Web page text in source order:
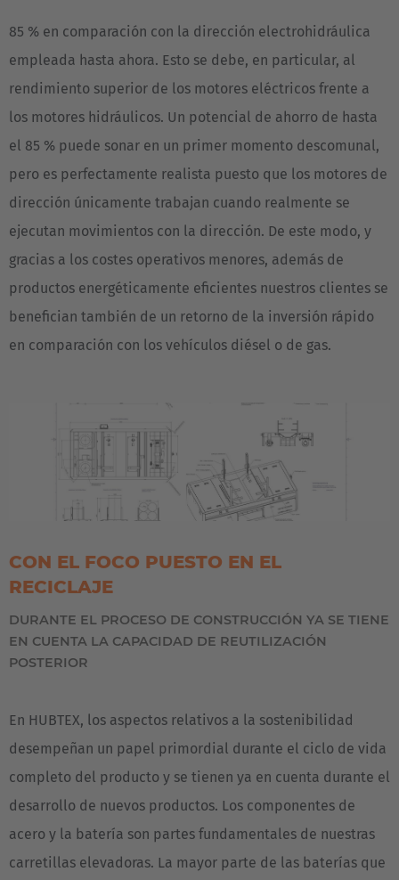
Deutschland
Deutsch
France
Français
Luxembourg
Nederlands
Österreich
Deutsch
Polski
Türkiye
Türkçe
English Neutral
85 % en comparación con la dirección electrohidráulica
empleada hasta ahora. Esto se debe, en particular, al
rendimiento superior de los motores eléctricos frente a
los motores hidráulicos. Un potencial de ahorro de hasta
el 85 % puede sonar en un primer momento descomunal,
pero es perfectamente realista puesto que los motores de
dirección únicamente trabajan cuando realmente se
ejecutan movimientos con la dirección. De este modo, y
gracias a los costes operativos menores, además de
productos energéticamente eficientes nuestros clientes se
benefician también de un retorno de la inversión rápido
en comparación con los vehículos diésel o de gas.
CON EL FOCO PUESTO EN EL
RECICLAJE
DURANTE EL PROCESO DE CONSTRUCCIÓN YA SE TIENE
EN CUENTA LA CAPACIDAD DE REUTILIZACIÓN
POSTERIOR
En HUBTEX, los aspectos relativos a la sostenibilidad
desempeñan un papel primordial durante el ciclo de vida
completo del producto y se tienen ya en cuenta durante el
desarrollo de nuevos productos. Los componentes de
acero y la batería son partes fundamentales de nuestras
carretillas elevadoras. La mayor parte de las baterías que